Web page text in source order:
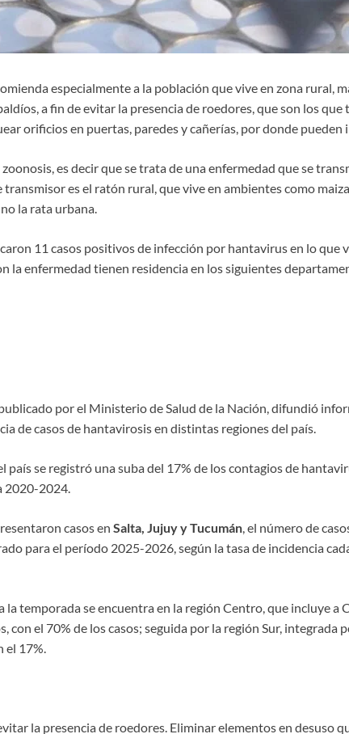
especialmente a la población que vive en zona rural,
a fin de evitar la presencia de roedores, que son los que
orificios en puertas, paredes y cañerías, por donde pueden
es decir que se trata de una enfermedad que se
transmisor es el ratón rural, que vive en ambientes como
la rata urbana.
11 casos positivos de infección por hantavirus en lo que
la enfermedad tienen residencia en los siguientes
por el Ministerio de Salud de la Nación, difundió
de casos de hantavirosis en distintas regiones del país.
país se registró una suba del 17% de los contagios de
2020-2024.
casos en Salta, Jujuy y Tucumán, el número de
para el período 2025-2026, según la tasa de incidencia
la temporada se encuentra en la región Centro, que incluye a
con el 70% de los casos; seguida por la región Sur, integrada
el 17%.
la presencia de roedores. Eliminar elementos en desuso